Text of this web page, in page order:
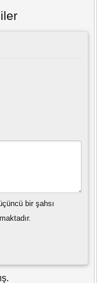
bir şahsı